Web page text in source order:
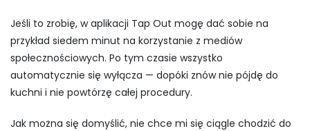
Jeśli to zrobię, w aplikacji Tap Out mogę dać sobie na
przykład siedem minut na korzystanie z mediów
społecznościowych. Po tym czasie wszystko
automatycznie się wyłącza — dopóki znów nie pójdę do
kuchni i nie powtórzę całej procedury.
Jak można się domyślić, nie chce mi się ciągle chodzić do